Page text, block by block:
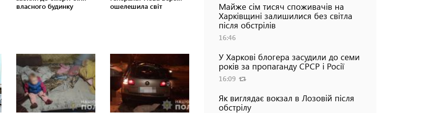
Майже сім тисяч споживачів на
Харківщині залишилися без світла
після обстрілів
16:46
У Харкові блогера засудили до семи
років за пропаганду СРСР і Росії
16:09
Як виглядає вокзал в Лозовій після
обстрілу